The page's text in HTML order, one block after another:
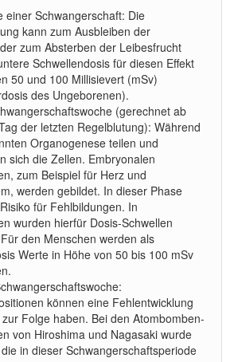
einer Schwangerschaft: Die
kann zum Ausbleiben der
zum Absterben der Leibesfrucht
Schwellendosis für diesen Effekt
50 und 100 Millisievert (mSv)
des Ungeborenen).
(gerechnet ab
der letzten Regelblutung): Während
Organogenese teilen und
sich die Zellen. Embryonalen
zum Beispiel für Herz und
werden gebildet. In dieser Phase
für Fehlbildungen. In
wurden hierfür Dosis-Schwellen
den Menschen werden als
Werte in Höhe von 50 bis 100 mSv
können eine Fehlentwicklung
Folge haben. Bei den Atombomben-
von Hiroshima und Nagasaki wurde
in dieser Schwangerschaftsperiode